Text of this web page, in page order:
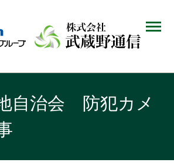
自治会 防犯カメ